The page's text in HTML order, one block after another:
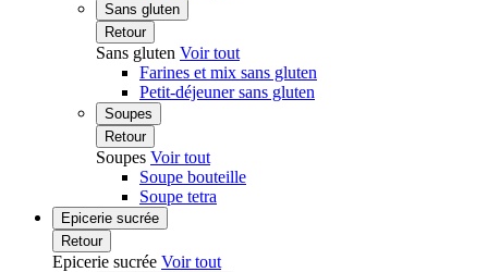
Sans gluten
Retour
Sans gluten Voir tout
Farines et mix sans gluten
Petit-déjeuner sans gluten
Soupes
Retour
Soupes Voir tout
Soupe bouteille
Soupe tetra
Epicerie sucrée
Retour
Epicerie sucrée Voir tout